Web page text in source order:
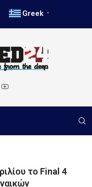
Greek ▼
το Final 4